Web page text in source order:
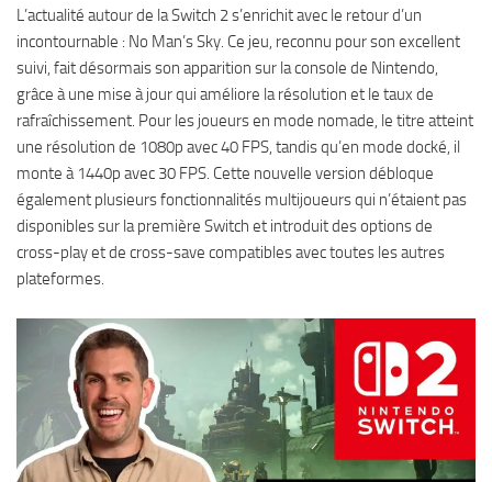
L’actualité autour de la Switch 2 s’enrichit avec le retour d’un
incontournable : No Man’s Sky. Ce jeu, reconnu pour son excellent
suivi, fait désormais son apparition sur la console de Nintendo,
grâce à une mise à jour qui améliore la résolution et le taux de
rafraîchissement. Pour les joueurs en mode nomade, le titre atteint
une résolution de 1080p avec 40 FPS, tandis qu’en mode docké, il
monte à 1440p avec 30 FPS. Cette nouvelle version débloque
également plusieurs fonctionnalités multijoueurs qui n’étaient pas
disponibles sur la première Switch et introduit des options de
cross-play et de cross-save compatibles avec toutes les autres
plateformes.